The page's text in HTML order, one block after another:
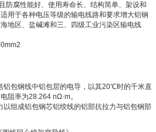
防腐性能好、使用寿命长、结构简单、架设和
用于各种电压等级的输电线路和要求增大铝钢
地区、盐碱滩和三、四级工业污染区输电线
铝包钢线中铝包层的电导，以其20℃时的千米直
阻率为28.264 nΩ·m。
组成铝包钢芯铝绞线的铝部抗拉力与铝包钢部